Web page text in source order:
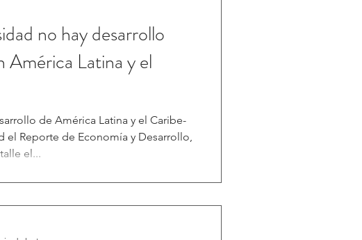
no hay desarrollo
América Latina y el
de América Latina y el Caribe-
el Reporte de Economía y Desarrollo,
el...